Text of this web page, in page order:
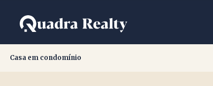
Casa em condomínio
Casa em condomínio